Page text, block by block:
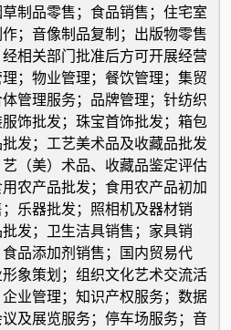
制品零售；食品销售；住宅室
；音像制品复制；出版物零售
经相关部门批准后方可开展经营
；物业管理；餐饮管理；集贸
管理服务；品牌管理；针纺织
饰批发；珠宝首饰批发；箱包
发；工艺美术品及收藏品批发
艺（美）术品、收藏品鉴定评估
农产品批发；食用农产品初加
乐器批发；照相机及器材销
发；卫生洁具销售；家具销
品添加剂销售；国内贸易代
象策划；组织文化艺术交流活
业管理；知识产权服务；数据
及展览服务；停车场服务；音